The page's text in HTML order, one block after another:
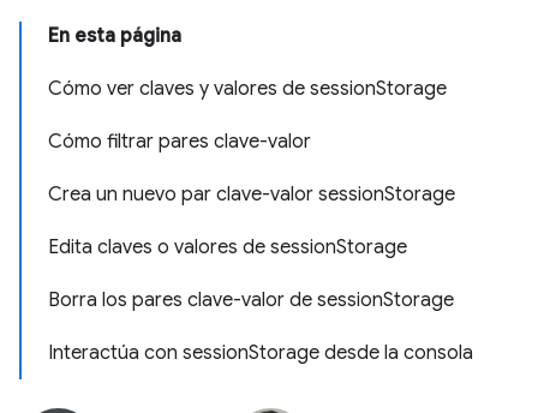
En esta página
Cómo ver claves y valores de sessionStorage
Cómo filtrar pares clave-valor
Crea un nuevo par clave-valor sessionStorage
Edita claves o valores de sessionStorage
Borra los pares clave-valor de sessionStorage
Interactúa con sessionStorage desde la consola